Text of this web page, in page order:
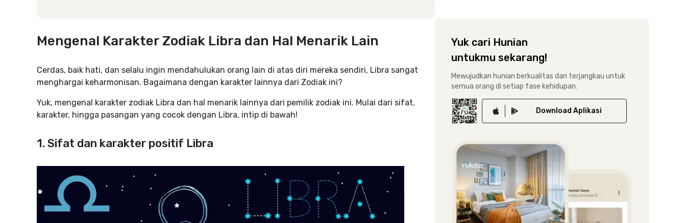
Mengenal Karakter Zodiak Libra dan Hal Menarik Lain
Cerdas, baik hati, dan selalu ingin mendahulukan orang lain di atas diri mereka sendiri, Libra sangat
menghargai keharmonisan. Bagaimana dengan karakter lainnya dari Zodiak ini?
Yuk, mengenal karakter zodiak Libra dan hal menarik lainnya dari pemilik zodiak ini. Mulai dari sifat,
karakter, hingga pasangan yang cocok dengan Libra, intip di bawah!
1. Sifat dan karakter positif Libra
Yuk cari Hunian
untukmu sekarang!
Mewujudkan hunian berkualitas dan terjangkau untuk
semua orang di setiap fase kehidupan.
Download Aplikasi